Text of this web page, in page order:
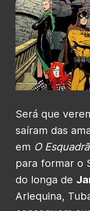
Será que
saíram das
em O
para formar o
do longa de
Arlequina,